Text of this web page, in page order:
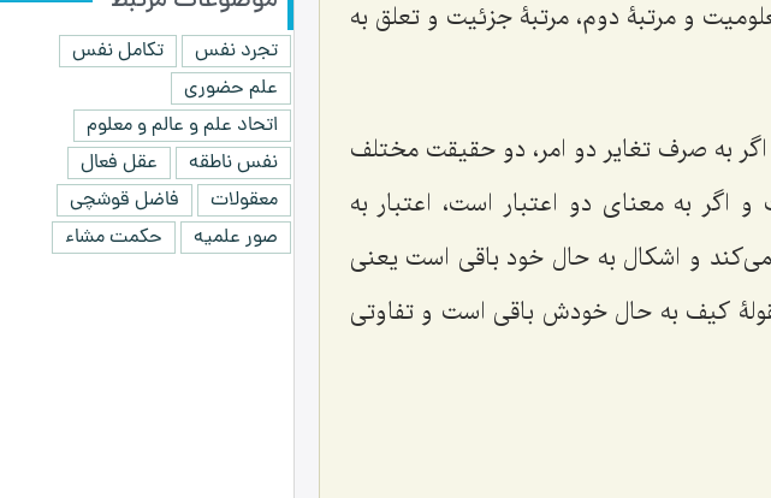
و مرتبۀ دوم، مرتبۀ جزئیت و تعلق به
اگر به صرف تغایر دو امر، دو حقیقت مختلف
به معناى دو اعتبار است، اعتبار به
و اشکال به حال خود باقى است یعنى
کیف به حال خودش باقى است و تفاوتى
تجرد نفس
تکامل نفس
علم حضوری
اتحاد علم و عالم و معلوم
نفس ناطقه
عقل فعال
معقولات
فاضل قوشچی
صور علمیه
حکمت مشاء